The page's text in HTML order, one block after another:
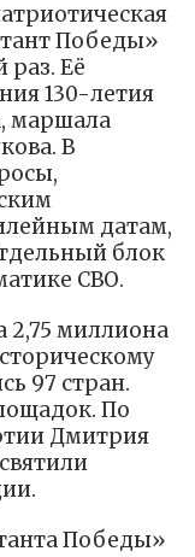
Победы»
раз. Её
130-летия
маршала
В
датам,
блок
СВО.
2,75 миллиона
97 стран.
По
Дмитрия
Победы»